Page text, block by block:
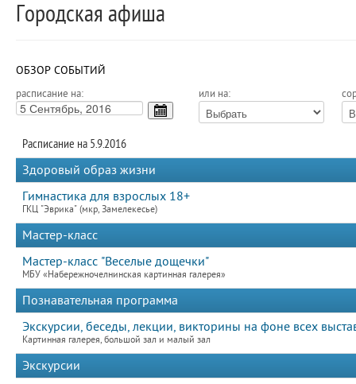
Городская афиша
ОБЗОР СОБЫТИЙ
расписание на: или на:
Расписание на 5.9.2016
Здоровый образ жизни
Гимнастика для взрослых 18+
ГКЦ "Эврика" (мкр, Замелекесье)
Мастер-класс
Мастер-класс "Веселые дощечки"
МБУ «Набережночелнинская картинная галерея»
Познавательная программа
Экскурсии, беседы, лекции, викторины на фоне всех
Картинная галерея, большой зал и малый зал
Экскурсии